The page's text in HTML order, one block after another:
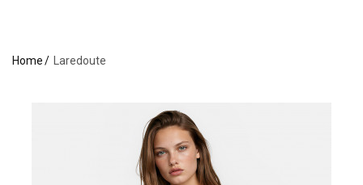
Home Laredoute